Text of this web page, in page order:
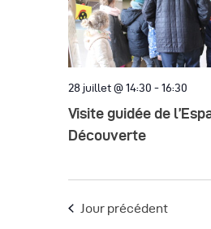
28 juillet @ 14:30 - 16:30
Visite guidée de
Découverte
Jour précédent